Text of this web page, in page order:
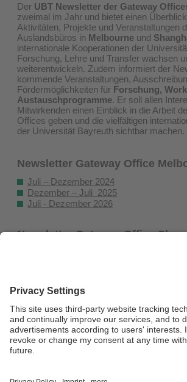
Der UBT Newsletter der Gateway
zweimal im Jahr und bietet einen
Aktivitäten, Projekte und Veranstaltungen
Auslandsbüros in Melbourne und
internationale Kooperationen der
Forschung, Lehre und Transfer wachsen
weiterentwickeln. Zudem informiert der
kommende Veranstaltungen,
Fördermöglichkeiten für Forschung,
Austauschprogramme. Er soll allen
Mitwirkenden einen Einblick in die Arbeit
Offices geben und die vielfältigen
der Universität Bayreuth sichtbar machen.
Newsletter Gateway Office
Juli – Dezember 2024
Dezember – Juli 2025
Juli - Dezember 2026
Newsletter Gateway Office
Bei Fragen rund um den Newsletter
an Dr. Pankaj Arora (melbourne@uni-
Yiwen Chen ( Shanghai@uni-bayreuth.de).